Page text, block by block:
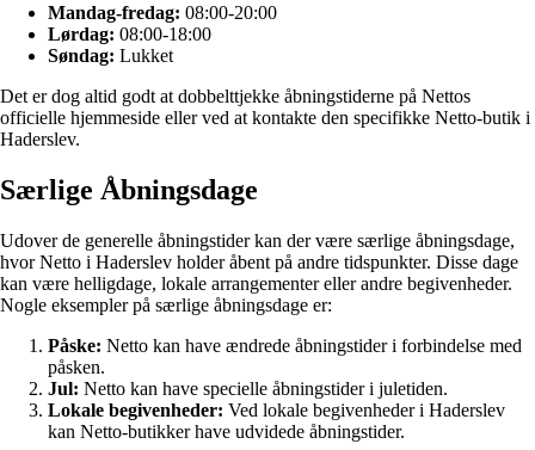
Mandag-fredag: 08:00-20:00
Lørdag: 08:00-18:00
Søndag: Lukket
Det er dog altid godt at dobbelttjekke åbningstiderne på Nettos
officielle hjemmeside eller ved at kontakte den specifikke Netto-butik i
Haderslev.
Særlige Åbningsdage
Udover de generelle åbningstider kan der være særlige åbningsdage,
hvor Netto i Haderslev holder åbent på andre tidspunkter. Disse dage
kan være helligdage, lokale arrangementer eller andre begivenheder.
Nogle eksempler på særlige åbningsdage er:
Påske: Netto kan have ændrede åbningstider i forbindelse med
påsken.
Jul: Netto kan have specielle åbningstider i juletiden.
Lokale begivenheder: Ved lokale begivenheder i Haderslev
kan Netto-butikker have udvidede åbningstider.